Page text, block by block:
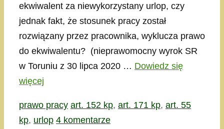
ekwiwalent za niewykorzystany urlop, czy
jednak fakt, że stosunek pracy został
rozwiązany przez pracownika, wyklucza prawo
do ekwiwalentu? (nieprawomocny wyrok SR
w Toruniu z 30 lipca 2020 … Dowiedz się
więcej
Kategorie
prawo pracy Tagi
art. 152 kp, art. 171 kp, art. 55
kp, urlop 4 komentarze